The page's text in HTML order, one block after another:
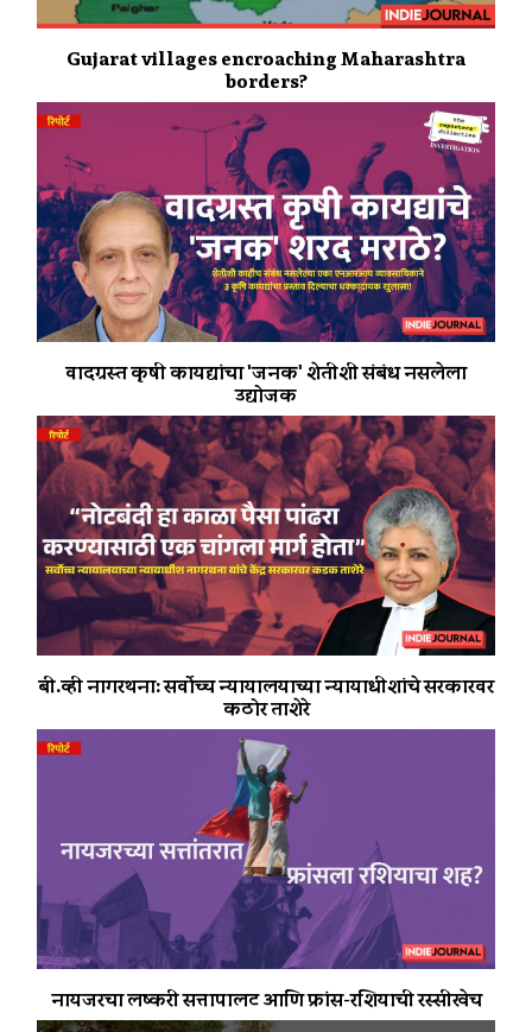
Gujarat villages encroaching Maharashtra
borders?
वादग्रस्त कृषी कायद्यांचा 'जनक' शेतीशी संबंध नसलेला
उद्योजक
बी.व्ही नागरथना: सर्वोच्च न्यायालयाच्या न्यायाधीशांचे सरकारवर
कठोर ताशेरे
नायजरचा लष्करी सत्तापालट आणि फ्रांस-रशियाची रस्सीखेच